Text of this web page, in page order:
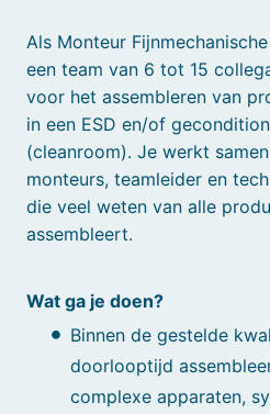
Als Monteur
een team van 6 tot 15
voor het assembleren van
in een ESD en/of
(cleanroom). Je werkt
monteurs, teamleider en
die veel weten van alle
assembleert.
Wat ga je doen?
Binnen de gestelde
doorlooptijd
complexe apparaten,